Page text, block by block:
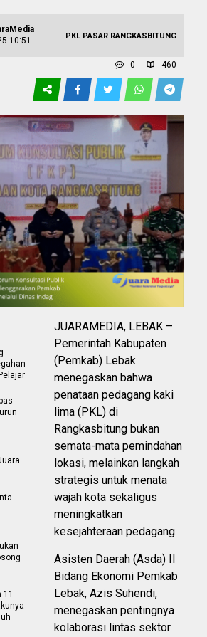
10:51
PKL PASAR RANGKASBITUNG
0 460
JUARAMEDIA, LEBAK –
Pemerintah Kabupaten
(Pemkab) Lebak
menegaskan bahwa
penataan pedagang kaki
lima (PKL) di
Rangkasbitung bukan
semata-mata pemindahan
lokasi, melainkan langkah
strategis untuk menata
wajah kota sekaligus
meningkatkan
kesejahteraan pedagang.
Asisten Daerah (Asda) II
Bidang Ekonomi Pemkab
Lebak, Azis Suhendi,
menegaskan pentingnya
kolaborasi lintas sektor
11